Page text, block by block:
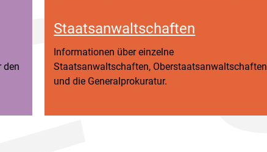
den
Staatsanwaltschaften
Informationen über einzelne
Staatsanwaltschaften, Oberstaatsanwaltschaften
und die Generalprokuratur.